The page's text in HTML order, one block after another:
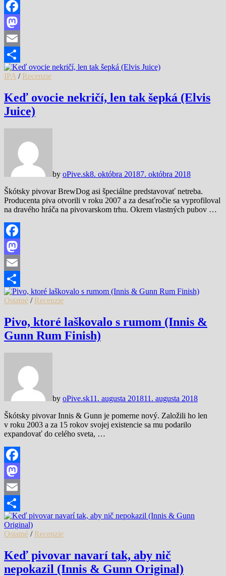
Facebook
Mastodon
Email
Share
IPA / Recenzie
Keď ovocie nekričí, len tak šepká (Elvis
Juice)
by oPive.sk8. októbra 20187. októbra 2018
Škótsky pivovar BrewDog asi špeciálne predstavovať netreba.
Producenta piva otvorili v roku 2007 a za desaťročie sa vyprofiloval
na dravého hráča na pivovarskom trhu. Okrem vlastných pubov …
Facebook
Mastodon
Email
Share
Ostatné / Recenzie
Pivo, ktoré laškovalo s rumom (Innis &
Gunn Rum Finish)
by oPive.sk11. augusta 201811. augusta 2018
Škótsky pivovar Innis & Gunn je pomerne nový. Založili ho len
v roku 2003 a za 15 rokov svojej existencie sa mu podarilo
expandovať do celého sveta, …
Facebook
Mastodon
Email
Share
Ostatné / Recenzie
Keď pivovar navarí tak, aby nič
nepokazil (Innis & Gunn Original)